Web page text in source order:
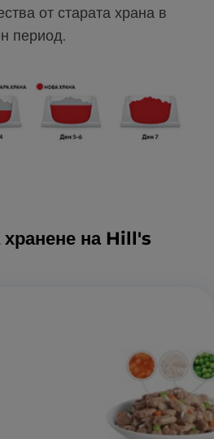
от старата храна в
период.
на Hill's